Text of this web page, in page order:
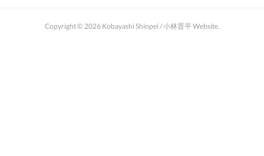
Copyright © 2026 Kobayashi Shinpei / 小林晋平 Website.